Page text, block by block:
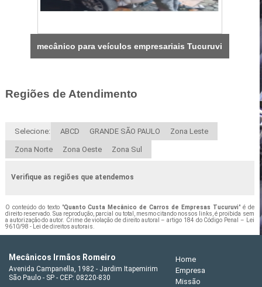
mecânico para veículos empresariais Tucuruvi
Regiões de Atendimento
Selecione: ABCD GRANDE SÃO PAULO Zona Leste
Zona Norte Zona Oeste Zona Sul
Verifique as regiões que atendemos
O conteúdo do texto "Quanto Custa Mecânico de Carros de Empresas Tucuruvi" é de
direito reservado. Sua reprodução, parcial ou total, mesmo citando nossos links, é proibida sem
a autorização do autor. Crime de violação de direito autoral – artigo 184 do Código Penal – Lei
9610/98 - Lei de direitos autorais.
Mecânicos Irmãos Romeiro
Avenida Campanella, 1982 - Jardim Itapemirim
São Paulo - SP - CEP: 08220-830
Home
Empresa
Missão